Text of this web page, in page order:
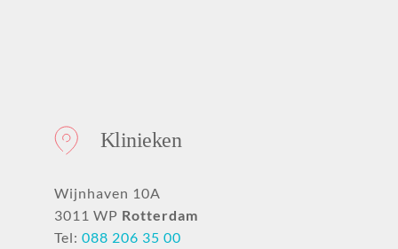
Klinieken
Wijnhaven 10A
3011 WP Rotterdam
Tel: 088 206 35 00